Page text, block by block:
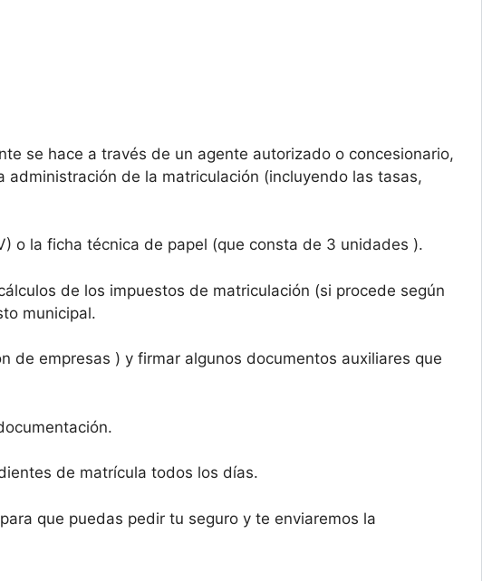
se hace a través de un agente autorizado o concesionario,
de la matriculación (incluyendo las tasas,
o la ficha técnica de papel (que consta de 3 unidades ).
de los impuestos de matriculación (si procede según
municipal.
de empresas ) y firmar algunos documentos auxiliares que
de matrícula todos los días.
que puedas pedir tu seguro y te enviaremos la